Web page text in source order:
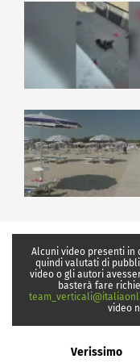
Alcuni video presenti in
quindi valutati di
video o gli autori
basterà fare
video
Verissimo